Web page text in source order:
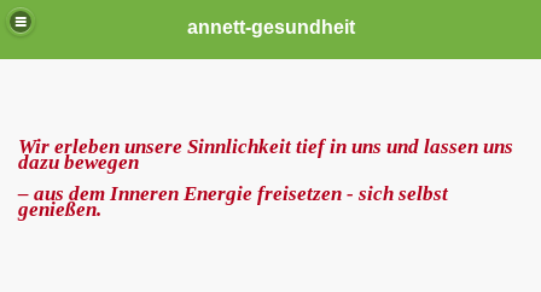
annett-gesundheit
Wir erleben unsere Sinnlichkeit tief in uns und lassen uns
dazu bewegen
– aus dem Inneren Energie freisetzen - sich selbst
genießen.